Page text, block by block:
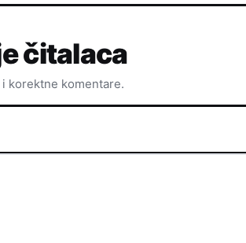
čitalaca
korektne komentare.